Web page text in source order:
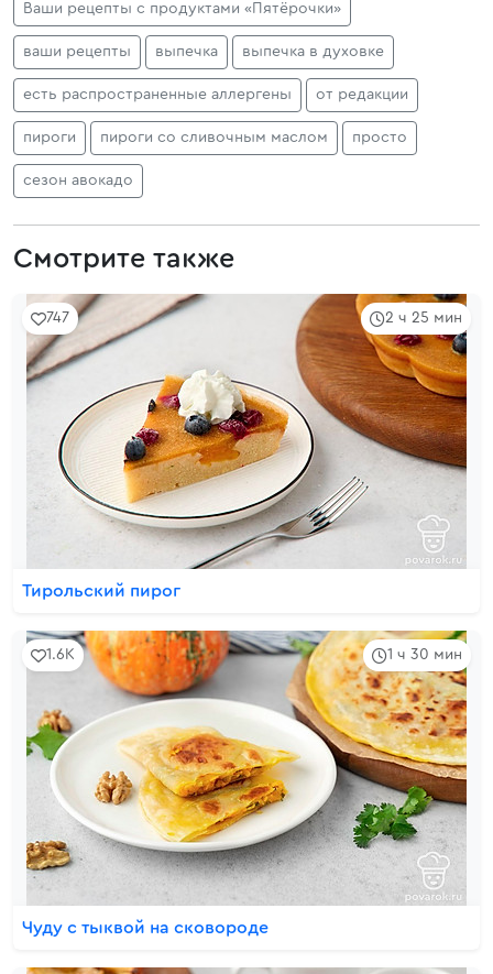
Ваши рецепты с продуктами «Пятёрочки»
ваши рецепты выпечка выпечка в духовке
есть распространенные аллергены от редакции
пироги пироги со сливочным маслом просто
сезон авокадо
Смотрите также
2 ч 25 мин
747
Тирольский пирог
1 ч 30 мин
1.6K
Чуду с тыквой на сковороде